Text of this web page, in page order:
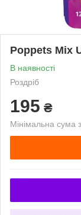
Poppets Mix
В наявності
Роздріб
195 ₴
Мінімальна сума